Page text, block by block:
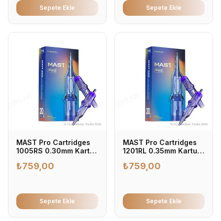
Sepete Ekle Sepete Ekle
MAST Pro Cartridges
1005RS 0.30mm Kartuş
- Profesyonel Dövme
₺759,00
Sepete Ekle
MAST Pro Cartridges
1201RL 0.35mm Kartuş
Profesyonel Dövme
₺759,00
Sepete Ekle